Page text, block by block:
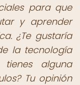
para que
y aprender
¿Te gustaría
la tecnología
alguna
Tu opinión